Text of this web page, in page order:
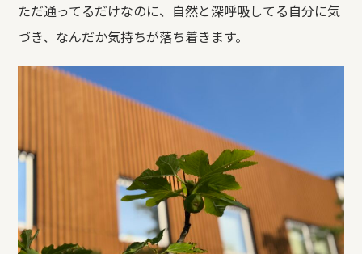
ただ通ってるだけなのに、自然と深呼吸してる自分に気
づき、なんだか気持ちが落ち着きます。